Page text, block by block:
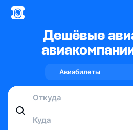
Дешёвые
Авиабилеты